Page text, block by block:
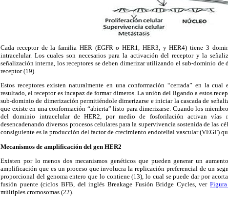
Cada receptor de la familia HER (EGFR o HER1, HER3, y HER4) tiene 3
intracelular. Los cuales son necesarios para la activación del receptor y la
señalización interna, los receptores se deben dimerizar utilizando el sub-dominio
receptor (19).
Estos receptores existen naturalmente en una conformación “cerrada” en la
resultado, el receptor es incapaz de formar dímeros. La unión del ligando a estos
sub-dominio de dimerización permitiéndole dimerizarse e iniciar la cascada de
que existe en una conformación “abierta” listo para dimerizarse. Cuando los
del dominio intracelular de HER2, por medio de fosforilación activan vías
desencadenando diversos procesos celulares para la supervivencia sostenida de las
consiguiente es la producción del factor de crecimiento endotelial vascular (VEGF)
Mecanismos de amplificación del gen HER2
Existen por lo menos dos mecanismos genéticos que pueden generar un
amplificación que es un proceso que involucra la replicación preferencial de un
proporcional del genoma entero que lo contiene (13), lo cual se puede dar por
fusión puente (ciclos BFB, del inglés Breakage Fusión Bridge Cycles, ver
múltiples cromosomas (22).